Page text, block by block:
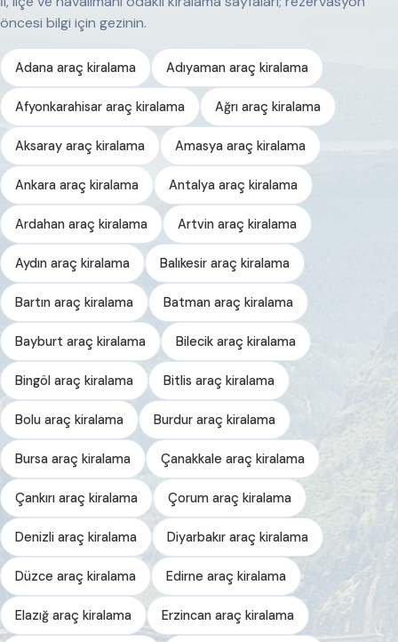
öncesi bilgi için gezinin.
Adana araç kiralama Adıyaman araç kiralama
Afyonkarahisar araç kiralama Ağrı araç kiralama
Aksaray araç kiralama Amasya araç kiralama
Ankara araç kiralama Antalya araç kiralama
Ardahan araç kiralama Artvin araç kiralama
Aydın araç kiralama Balıkesir araç kiralama
Bartın araç kiralama Batman araç kiralama
Bayburt araç kiralama Bilecik araç kiralama
Bingöl araç kiralama Bitlis araç kiralama
Bolu araç kiralama Burdur araç kiralama
Bursa araç kiralama Çanakkale araç kiralama
Çankırı araç kiralama Çorum araç kiralama
Denizli araç kiralama Diyarbakır araç kiralama
Düzce araç kiralama Edirne araç kiralama
Elazığ araç kiralama Erzincan araç kiralama